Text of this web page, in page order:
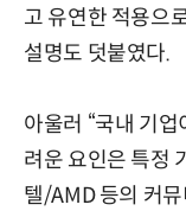
고 유연한 적용으
설명도 덧붙였다.
아울러 “국내 기
려운 요인은 특정
텔/AMD 등의 커